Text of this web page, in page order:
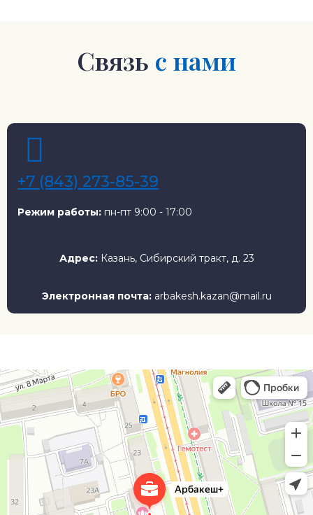
Связь с нами
+7 (843) 273-85-39
Режим работы: пн-пт 9:00 - 17:00
Адрес: Казань, Сибирский тракт, д. 23
Электронная почта: arbakesh.kazan@mail.ru